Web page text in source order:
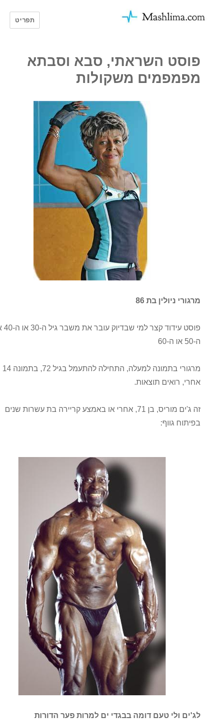
תפריט
פוסט השראתי, סבא וסבתא
מפמפמים משקולות
מרגורי ניולין בת 86
פוסט עידוד קצר למי שבדיוק עובר את משבר גיל ה-30 או ה-40 או
מרגורי בתמונה למעלה, התחילה להתעמל בגיל 72, בתמונה 14 שנים
אחרי, רואים תוצאות.
זה ג'ים מוריס, בן 71, אחרי או באמצע קריירה בת עשרות שנים
בפיתוח גווף:
לג'ים ולי טעם דומה בבגדי ים למרות פער הדורות